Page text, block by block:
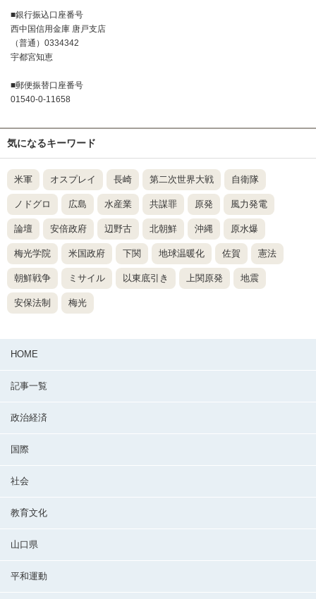
■銀行振込口座番号
西中国信用金庫 唐戸支店
（普通）0334342
宇都宮知恵
■郵便振替口座番号
01540-0-11658
気になるキーワード
米軍 オスプレイ 長崎 第二次世界大戦 自衛隊
ノドグロ 広島 水産業 共謀罪 原発 風力発電
論壇 安倍政府 辺野古 北朝鮮 沖縄 原水爆
梅光学院 米国政府 下関 地球温暖化 佐賀 憲法
朝鮮戦争 ミサイル 以東底引き 上関原発 地震
安保法制 梅光
HOME
記事一覧
政治経済
国際
社会
教育文化
山口県
平和運動